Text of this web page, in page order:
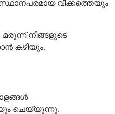
വീക്കത്തെയും
നിങ്ങളുടെ
കഴിയും.
ചെയ്യുന്നു.